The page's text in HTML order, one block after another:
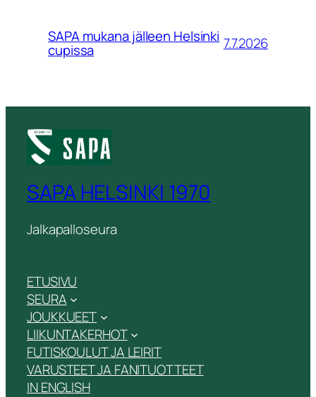
SAPA mukana jälleen Helsinki
cupissa 7.7.2026
SAPA HELSINKI 1970
Jalkapalloseura
ETUSIVU
SEURA
JOUKKUEET
LIIKUNTAKERHOT
FUTISKOULUT JA LEIRIT
VARUSTEET JA FANITUOTTEET
IN ENGLISH